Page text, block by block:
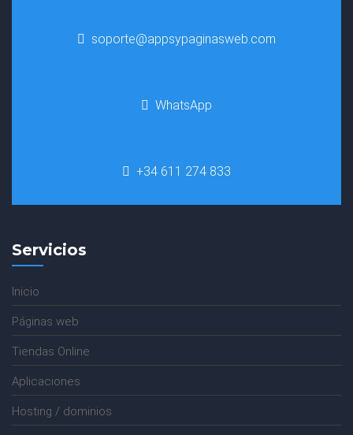
soporte@appsypaginasweb.com
WhatsApp
+34 611 274 833
Servicios
Inicio
Páginas web
Tiendas Online
Aplicaciones
Hosting / dominios